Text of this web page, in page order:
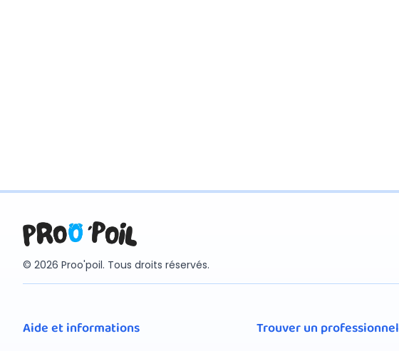
© 2026 Proo'poil. Tous droits réservés.
Aide et informations Trouver un professionnel